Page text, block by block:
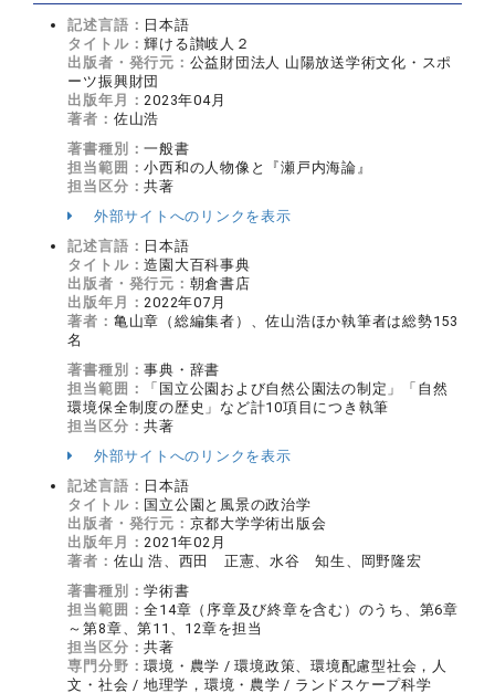
記述言語： 日本語
タイトル：輝ける讃岐人２
出版者・発行元： 公益財団法人 山陽放送学術文化・スポ
ーツ振興財団
出版年月： 2023年04月
著者： 佐山浩
著書種別：一般書
担当範囲：小西和の人物像と『瀬戸内海論』
担当区分：共著
外部サイトへのリンクを表示
記述言語： 日本語
タイトル：造園大百科事典
出版者・発行元： 朝倉書店
出版年月： 2022年07月
著者： 亀山章（総編集者）、佐山浩ほか執筆者は総勢153
名
著書種別：事典・辞書
担当範囲：
「国立公園および自然公園法の制定」「自然
環境保全制度の歴史」など計10項目につき執筆
担当区分：共著
外部サイトへのリンクを表示
記述言語： 日本語
タイトル： 国立公園と風景の政治学
出版者・発行元： 京都大学学術出版会
出版年月： 2021年02月
著者： 佐山 浩、西田 正憲、水谷 知生、岡野隆宏
著書種別：学術書
担当範囲：全14章（序章及び終章を含む）のうち、第6章
～第8章、第11、12章を担当
担当区分：共著
専門分野：環境・農学 / 環境政策、環境配慮型社会，人
文・社会 / 地理学，環境・農学 / ランドスケープ科学